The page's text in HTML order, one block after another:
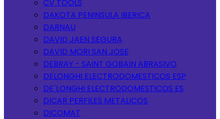
CV TOOLS
DAKOTA PENINSULA IBERICA
DARNAU
DAVID JAEN SEGURA
DAVID MORI SAN JOSE
DEBRAY - SAINT GOBAIN ABRASIVO
DELONGHI ELECTRODOMESTICOS ESP
DE´LONGHI ELECTRODOMESTICOS ES
DICAR PERFILES METALICOS
DICOMAT